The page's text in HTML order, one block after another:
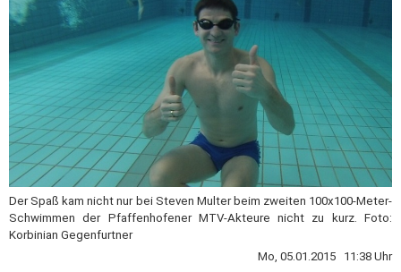
Der Spaß kam nicht nur bei Steven Multer beim zweiten 100x100-Meter-
Schwimmen der Pfaffenhofener MTV-Akteure nicht zu kurz. Foto:
Korbinian Gegenfurtner
Mo, 05.01.2015 11:38 Uhr